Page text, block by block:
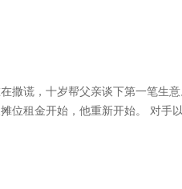
撒谎，十岁帮父亲谈下第一笔生
位租金开始，他重新开始。 对手
他输了，其实他从进门那一刻就